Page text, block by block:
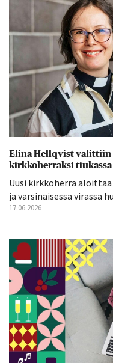
Elina Hellqvist valittiin
kirkkoherraksi tiukassa
Uusi kirkkoherra
ja varsinaisessa virassa
17.06.2026